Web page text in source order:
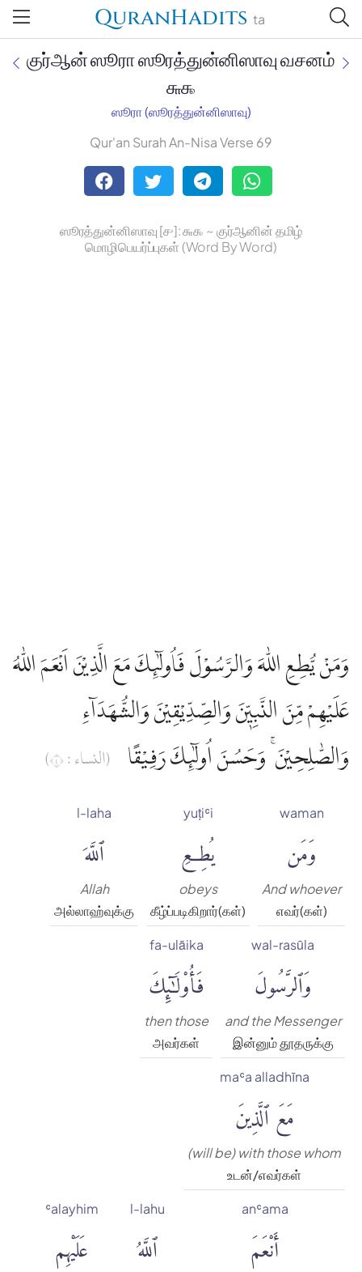
QuranHadits ta
Jan Trust Foundation
Mufti Omar Sheriff Qasimi,
குர்ஆன் ஸூரா ஸூரத்துன்னிஸாவு வசனம்
௬௯
ஸூரா (ஸூரத்துன்னிஸாவு)
Qur'an Surah An-Nisa Verse 69
ஸூரத்துன்னிஸாவு [௪]: ௬௯ ~ குர்ஆனின் தமிழ்
மொழிபெயர்ப்புகள் (Word By Word)
وَمَنْ يُّطِعِ اللّٰهَ وَالرَّسُوْلَ فَاُولٰۤىِٕكَ مَعَ الَّذِيْنَ اَنْعَمَ اللّٰهُ
عَلَيْهِمْ مِّنَ النَّبِيّٖنَ وَالصِّدِّيْقِيْنَ وَالشُّهَدَاۤءِ
وَالصّٰلِحِيْنَ ۚ وَحَسُنَ اُولٰۤىِٕكَ رَفِيْقًا
(النساء : ٤)
waman
وَمَن
And whoever
எவர்(கள்)
yuṭiʿi
يُطِعِ
obeys
கீழ்ப்படிகிறார்(கள்)
l-laha
ٱللَّهَ
Allah
அல்லாஹ்வுக்கு
wal-rasūla
وَٱلرَّسُولَ
and the Messenger
இன்னும் தூதருக்கு
fa-ulāika
فَأُو۟لَٰٓئِكَ
then those
அவர்கள்
maʿa alladhīna
مَعَ ٱلَّذِينَ
(will be) with those whom
உடன்/எவர்கள்
anʿama
أَنْعَمَ
l-lahu
ٱللَّهُ
ʿalayhim
عَلَيْهِم